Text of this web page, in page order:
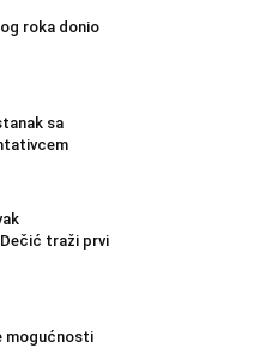
roka donio
sa
traži prvi
mogućnosti